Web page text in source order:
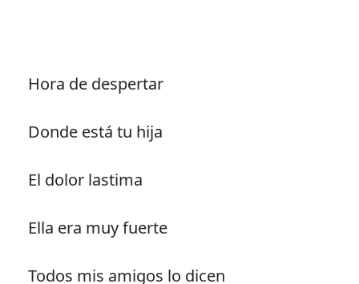
Hora de despertar
Donde está tu hija
El dolor lastima
Ella era muy fuerte
Todos mis amigos lo dicen